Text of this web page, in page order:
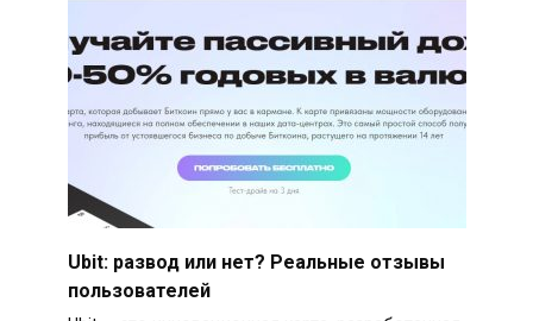
Ubit: развод или нет? Реальные отзывы
пользователей